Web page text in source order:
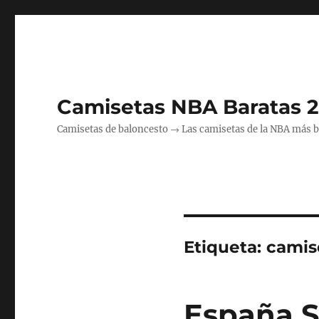
Camisetas NBA Baratas
Camisetas de baloncesto → Las camisetas de la NBA más
Etiqueta: